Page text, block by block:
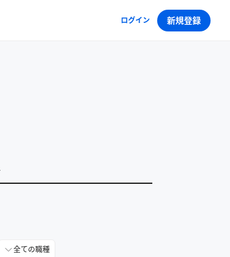
ログイン 新規登録
全ての職種